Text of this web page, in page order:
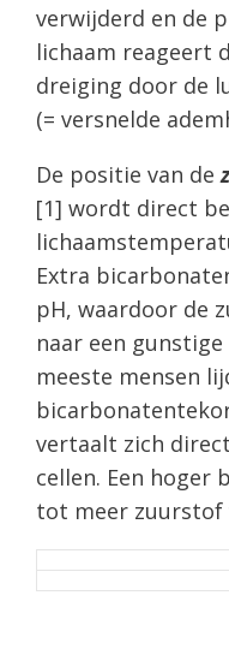
verwijderd en de
lichaam reageert
dreiging door de
(= versnelde
De positie van de
[1] wordt direct
Extra
pH, waardoor de
naar een
meeste mensen
vertaalt zich
cellen. Een hoger
tot meer zuurstof